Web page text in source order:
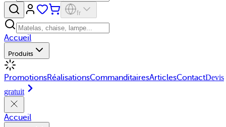
fr
Accueil
Produits
PromotionsRéalisationsCommanditairesArticlesContactDevis
gratuit
Accueil